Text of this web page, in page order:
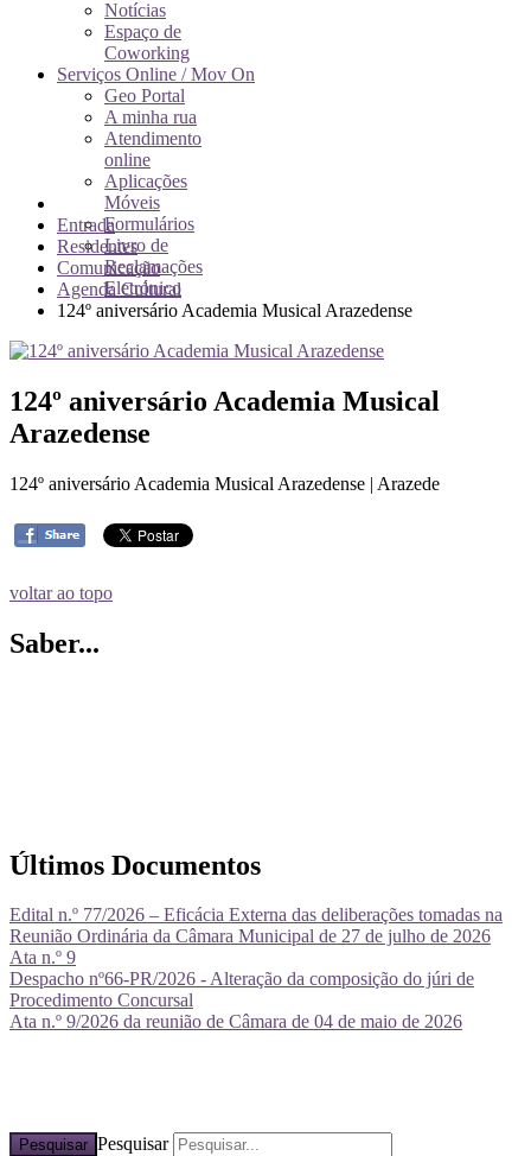
Notícias
Espaço de
Coworking
Serviços Online / Mov On
Geo Portal
A minha rua
Atendimento
online
Aplicações
Móveis
Formulários
Livro de
Reclamações
Eletrónico
Entrada
Residentes
Comunicação
Agenda Cultural
124º aniversário Academia Musical Arazedense
124º aniversário Academia Musical
Arazedense
124º aniversário Academia Musical Arazedense | Arazede
voltar ao topo
Saber...
Últimos Documentos
Edital n.º 77/2026 – Eficácia Externa das deliberações tomadas na
Reunião Ordinária da Câmara Municipal de 27 de julho de 2026
Ata n.º 9
Despacho nº66-PR/2026 - Alteração da composição do júri de
Procedimento Concursal
Ata n.º 9/2026 da reunião de Câmara de 04 de maio de 2026
Pesquisar Pesquisar